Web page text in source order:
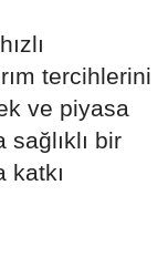
tercihlerini
ve piyasa
bir
katkı